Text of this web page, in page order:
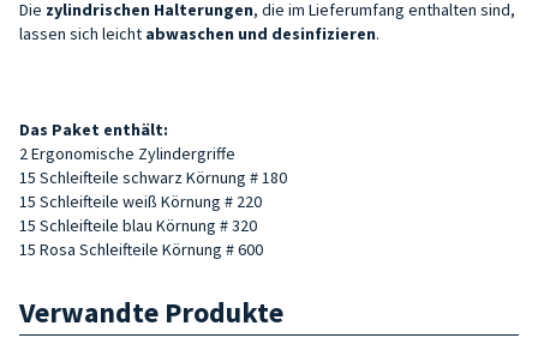
Die zylindrischen Halterungen, die im Lieferumfang enthalten sind,
lassen sich leicht abwaschen und desinfizieren.
Das Paket enthält:
2 Ergonomische Zylindergriffe
15 Schleifteile schwarz Körnung # 180
15 Schleifteile weiß Körnung # 220
15 Schleifteile blau Körnung # 320
15 Rosa Schleifteile Körnung # 600
Verwandte Produkte